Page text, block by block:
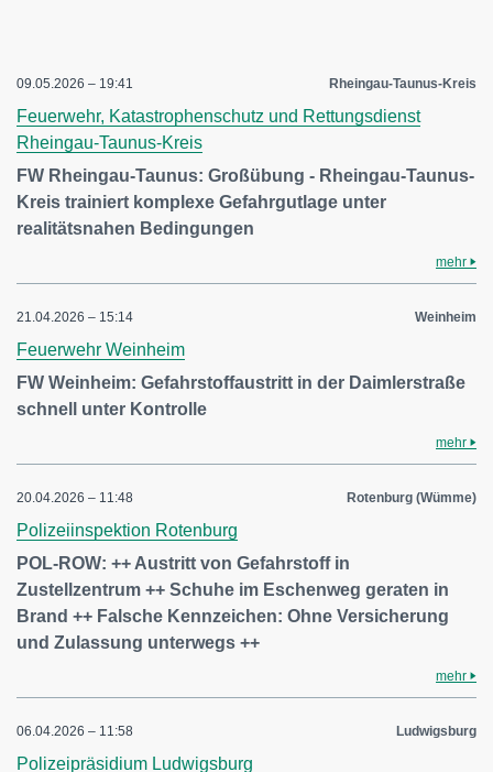
09.05.2026 – 19:41 Rheingau-Taunus-Kreis
Feuerwehr, Katastrophenschutz und Rettungsdienst
Rheingau-Taunus-Kreis
FW Rheingau-Taunus: Großübung - Rheingau-Taunus-
Kreis trainiert komplexe Gefahrgutlage unter
realitätsnahen Bedingungen
mehr
21.04.2026 – 15:14 Weinheim
Feuerwehr Weinheim
FW Weinheim: Gefahrstoffaustritt in der Daimlerstraße
schnell unter Kontrolle
mehr
20.04.2026 – 11:48 Rotenburg (Wümme)
Polizeiinspektion Rotenburg
POL-ROW: ++ Austritt von Gefahrstoff in
Zustellzentrum ++ Schuhe im Eschenweg geraten in
Brand ++ Falsche Kennzeichen: Ohne Versicherung
und Zulassung unterwegs ++
mehr
06.04.2026 – 11:58 Ludwigsburg
Polizeipräsidium Ludwigsburg